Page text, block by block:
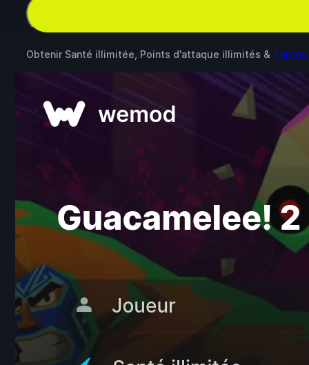
Obtenir Santé illimitée, Points d'attaque illimités & 1 autre